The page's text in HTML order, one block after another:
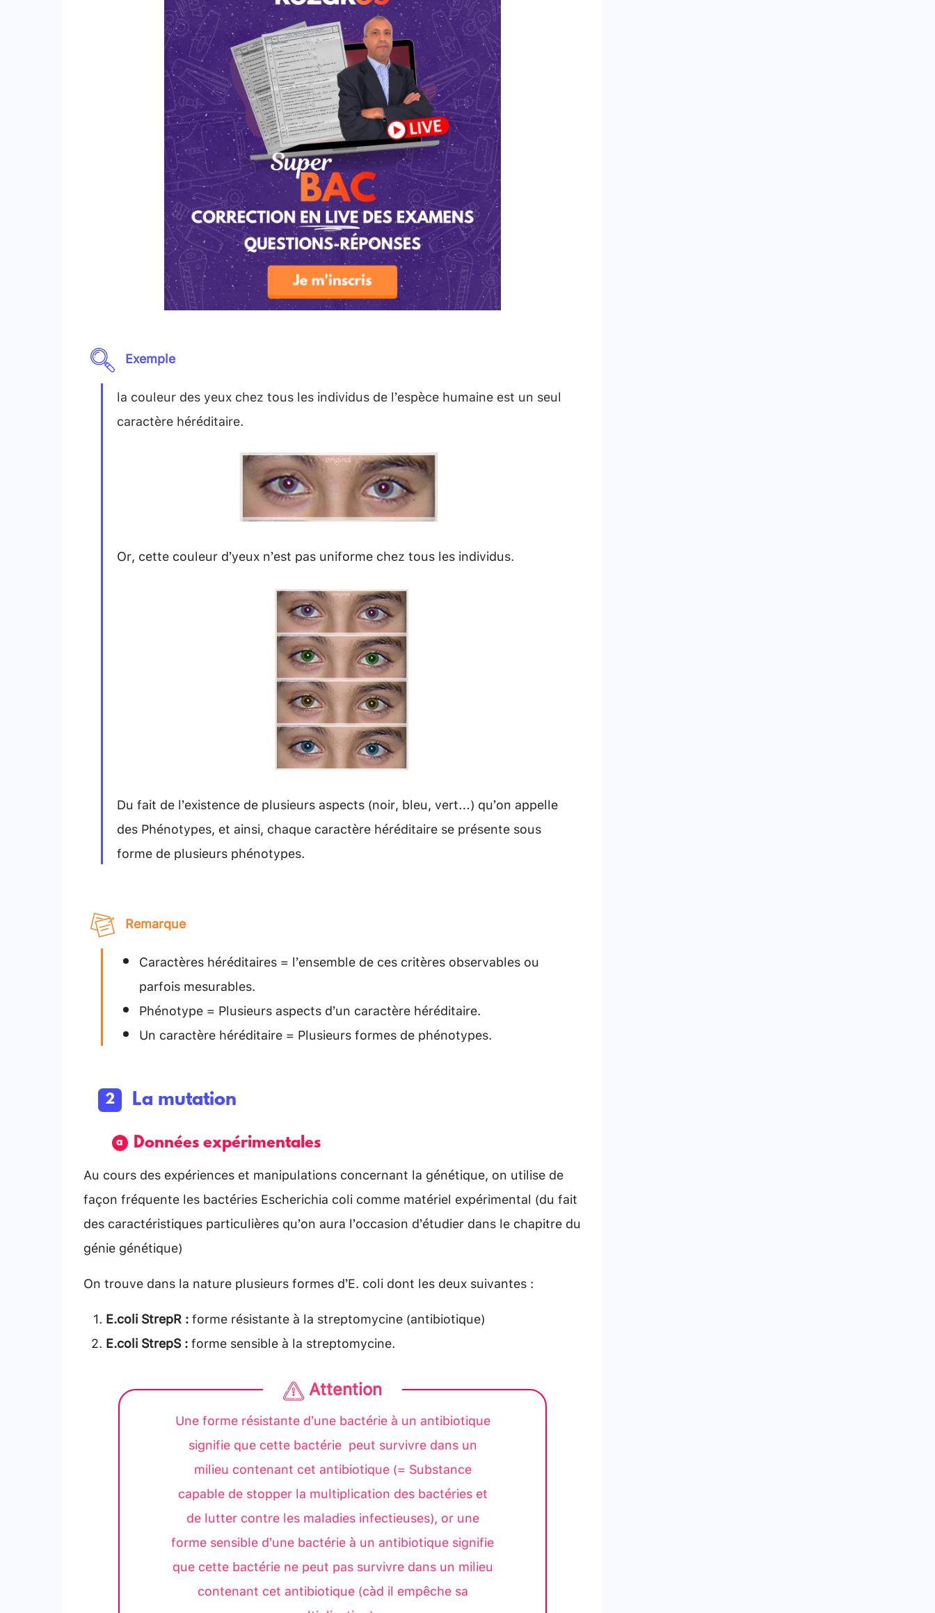
Exemple
la couleur des yeux chez tous les individus de l’espèce humaine est un seul
caractère héréditaire.
Or, cette couleur d’yeux n’est pas uniforme chez tous les individus.
Du fait de l’existence de plusieurs aspects (noir, bleu, vert…) qu’on appelle
des Phénotypes, et ainsi, chaque caractère héréditaire se présente sous
forme de plusieurs phénotypes.
Remarque
Caractères héréditaires = l’ensemble de ces critères observables ou
parfois mesurables.
Phénotype = Plusieurs aspects d’un caractère héréditaire.
Un caractère héréditaire = Plusieurs formes de phénotypes.
La mutation
Données expérimentales
Au cours des expériences et manipulations concernant la génétique, on utilise de
façon fréquente les bactéries Escherichia coli comme matériel expérimental (du fait
des caractéristiques particulières qu’on aura l’occasion d’étudier dans le chapitre du
génie génétique)
On trouve dans la nature plusieurs formes d’E. coli dont les deux suivantes :
E.coli StrepR :forme résistante à la streptomycine (antibiotique)
E.coli StrepS :forme sensible à la streptomycine.
Attention
Une forme résistante d’une bactérie à un antibiotique
signifie que cette bactérie peut survivre dans un
milieu contenant cet antibiotique (= Substance
capable de stopper la multiplication des bactéries et
de lutter contre les maladies infectieuses), or une
forme sensible d’une bactérie à un antibiotique signifie
que cette bactérie ne peut pas survivre dans un milieu
contenant cet antibiotique (càd il empêche sa